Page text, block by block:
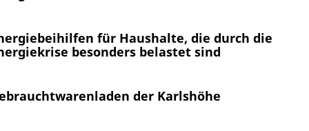
für Haushalte, die durch die
besonders belastet sind
der Karlshöhe